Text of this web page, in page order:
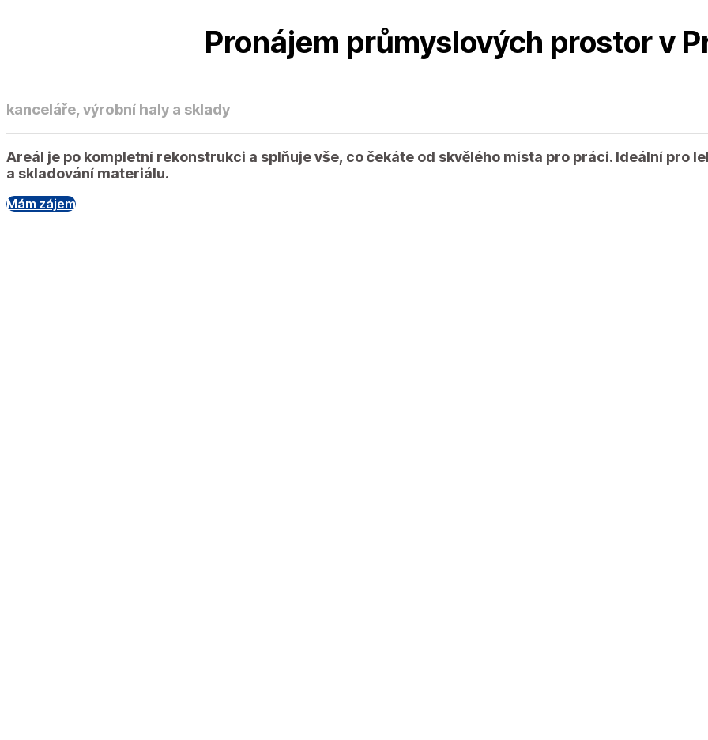
Pronájem průmyslových prostor v
kanceláře, výrobní haly a sklady
Areál je po kompletní rekonstrukci a splňuje vše, co čekáte od skvělého místa pro práci. Ideální pro
a skladování materiálu.
Mám zájem